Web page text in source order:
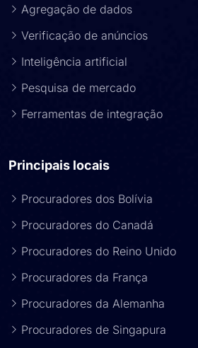
Agregação de dados
Verificação de anúncios
Inteligência artificial
Pesquisa de mercado
Ferramentas de integração
Principais locais
Procuradores dos Bolívia
Procuradores do Canadá
Procuradores do Reino Unido
Procuradores da França
Procuradores da Alemanha
Procuradores de Singapura